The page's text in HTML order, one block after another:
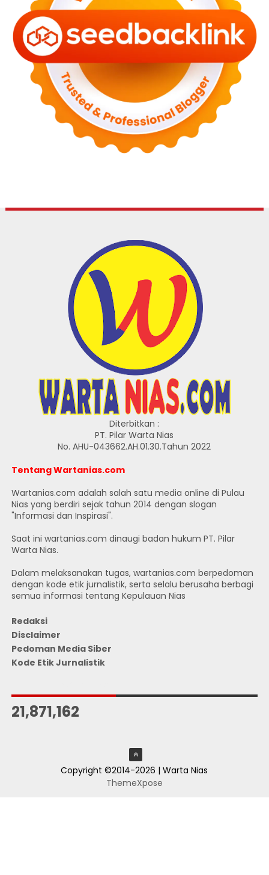
Diterbitkan :
PT. Pilar Warta Nias
No. AHU-043662.AH.01.30.Tahun 2022
Tentang Wartanias.com
Wartanias.com adalah salah satu media online di Pulau
Nias yang berdiri sejak tahun 2014 dengan slogan
"Informasi dan Inspirasi".
Saat ini wartanias.com dinaugi badan hukum PT. Pilar
Warta Nias.
Dalam melaksanakan tugas, wartanias.com berpedoman
dengan kode etik jurnalistik, serta selalu berusaha berbagi
semua informasi tentang Kepulauan Nias
Redaksi
Disclaimer
Pedoman Media Siber
Kode Etik Jurnalistik
21,871,162
Copyright ©2014-2026 | Warta Nias
ThemeXpose